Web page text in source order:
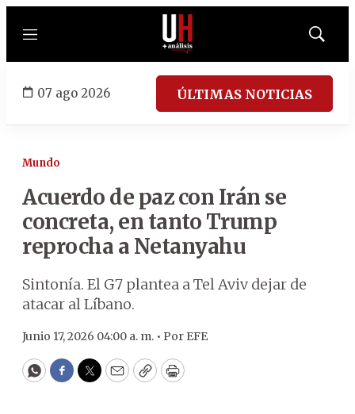
Menú
Mostrar
07 ago 2026 ÚLTIMAS NOTICIAS
Mundo
Acuerdo de paz con Irán se
concreta, en tanto Trump
reprocha a Netanyahu
Sintonía. El G7 plantea a Tel Aviv dejar de
atacar al Líbano.
Junio 17, 2026 04:00 a. m. • Por EFE
WhatsApp
Facebook
Twitter
EmailCopyPrint